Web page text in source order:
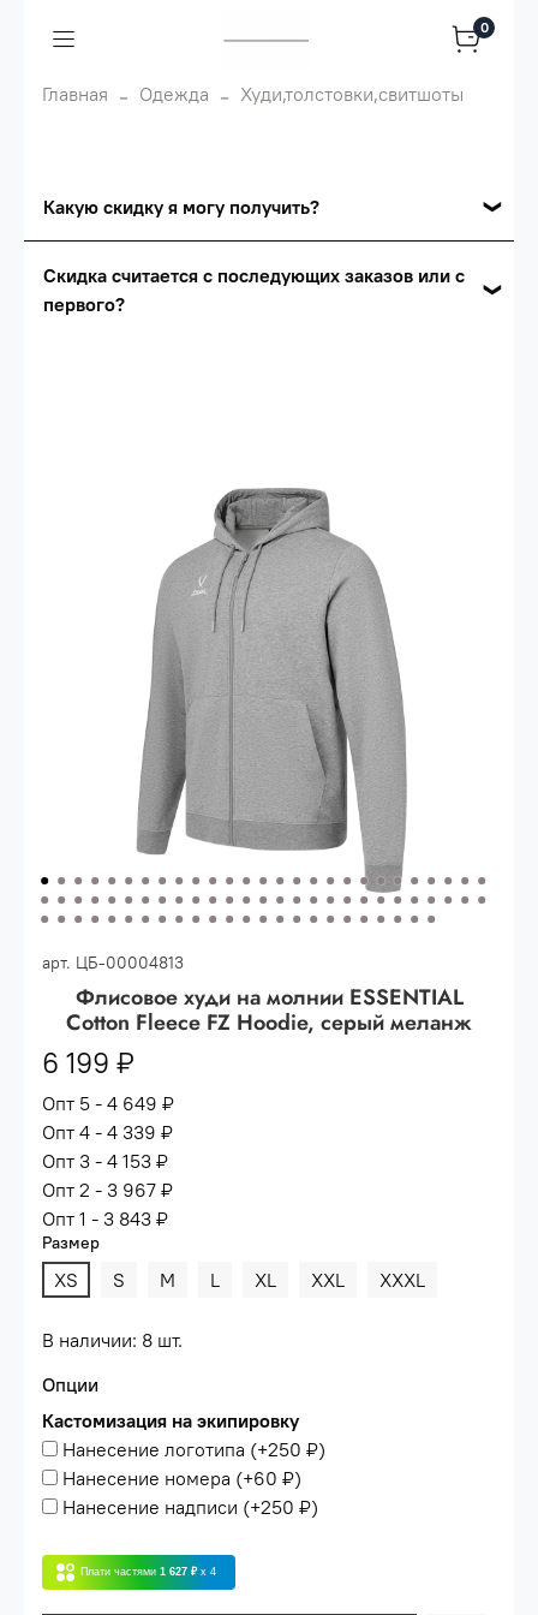
0
Главная Одежда Худи,толстовки,свитшоты
Какую скидку я могу получить?
Сумма скидки зависит от стоимости вашего
сумма всех заказов за 6 месяцев -
30.000 рублей.
(33%)- сумма всех заказов за 6 месяцев
80.000 рублей
(36%)
- сумма всех заказов за 6 месяцев
200.000 рублей.
(38%) - сумма всех заказов за 6 месяцев -
400.000 рублей.
Скидка считается с последующих заказов или с
первого?
арт. ЦБ-00004813
Флисовое худи на молнии ESSENTIAL
Cotton Fleece FZ Hoodie, серый меланж
6 199 ₽
Опт 5 - 4 649 ₽
Опт 4 - 4 339 ₽
Опт 3 - 4 153 ₽
Опт 2 - 3 967 ₽
Опт 1 - 3 843 ₽
Размер
XS S M L XL XXL XXXL
В наличии: 8 шт.
Опции
Кастомизация на экипировку
Нанесение логотипа (+250 ₽)
Нанесение номера (+60 ₽)
Нанесение надписи (+250 ₽)
Плати частями 1 627 ₽ x 4